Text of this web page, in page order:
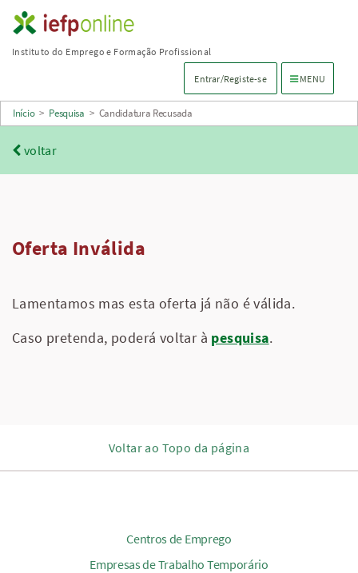
Saltar
para
principal
Instituto do Emprego e Formação Profissional
Entrar/Registe-se Menu de
MENU
Início > Pesquisa > Candidatura Recusada
voltar
Oferta Inválida
Lamentamos mas esta oferta já não é válida.
Caso pretenda, poderá voltar à pesquisa.
Voltar ao Topo da página
Centros de Emprego
Empresas de Trabalho Temporário